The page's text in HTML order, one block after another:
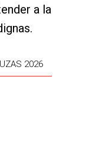
a la
2026